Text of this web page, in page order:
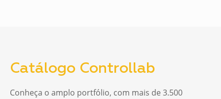
Catálogo Controllab
Conheça o amplo portfólio, com mais de 3.500